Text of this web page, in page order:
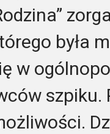
była
w
szpiku.